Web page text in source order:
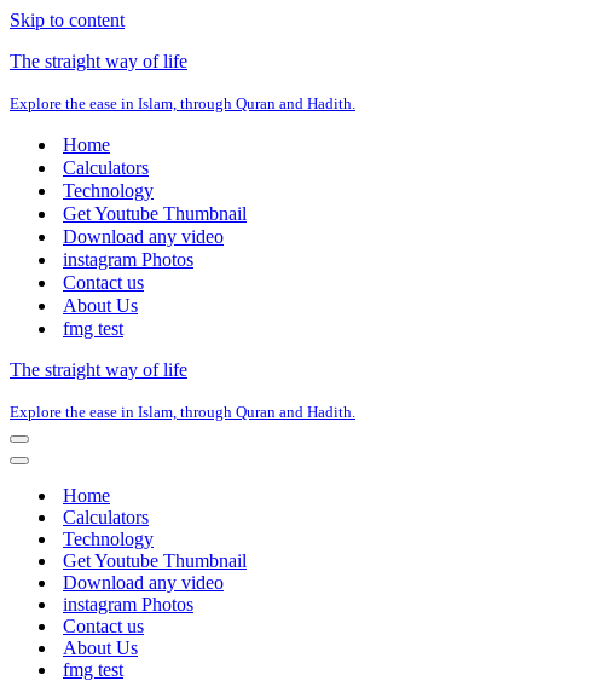
Skip to content
The straight way of life
Explore the ease in Islam, through Quran and Hadith.
Home
Calculators
Technology
Get Youtube Thumbnail
Download any video
instagram Photos
Contact us
About Us
fmg test
The straight way of life
Explore the ease in Islam, through Quran and Hadith.
Navigation
Menu
Navigation
Home
Calculators
Technology
Get Youtube Thumbnail
Download any video
instagram Photos
Contact us
About Us
fmg test